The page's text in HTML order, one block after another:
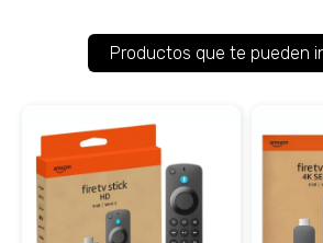
Productos que te pueden